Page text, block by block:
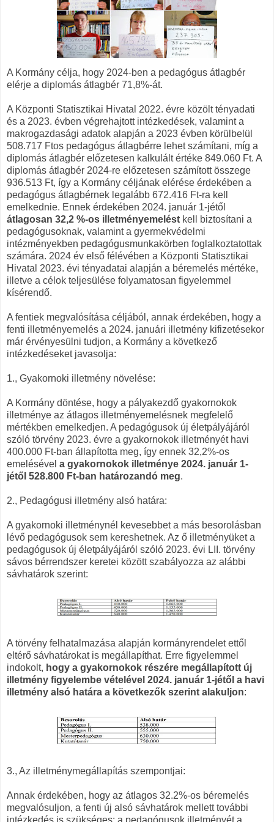
A Kormány célja, hogy 2024-ben a pedagógus átlagbér
elérje a diplomás átlagbér 71,8%-át.
A Központi Statisztikai Hivatal 2022. évre közölt tényadati
és a 2023. évben végrehajtott intézkedések, valamint a
makrogazdasági adatok alapján a 2023 évben körülbelül
508.717 Ftos pedagógus átlagbérre lehet számítani, míg a
diplomás átlagbér előzetesen kalkulált értéke 849.060 Ft. A
diplomás átlagbér 2024-re előzetesen számított összege
936.513 Ft, így a Kormány céljának elérése érdekében a
pedagógus átlagbérnek legalább 672.416 Ft-ra kell
emelkednie. Ennek érdekében 2024. január 1-jétől
átlagosan 32,2 %-os illetményemelést kell biztosítani a
pedagógusoknak, valamint a gyermekvédelmi
intézményekben pedagógusmunkakörben foglalkoztatottak
számára. 2024 év első félévében a Központi Statisztikai
Hivatal 2023. évi tényadatai alapján a béremelés mértéke,
illetve a célok teljesülése folyamatosan figyelemmel
kísérendő.
A fentiek megvalósítása céljából, annak érdekében, hogy a
fenti illetményemelés a 2024. januári illetmény kifizetésekor
már érvényesülni tudjon, a Kormány a következő
intézkedéseket javasolja:
1., Gyakornoki illetmény növelése:
A Kormány döntése, hogy a pályakezdő gyakornokok
illetménye az átlagos illetményemelésnek megfelelő
mértékben emelkedjen. A pedagógusok új életpályájáról
szóló törvény 2023. évre a gyakornokok illetményét havi
400.000 Ft-ban állapította meg, így ennek 32,2%-os
emelésével a gyakornokok illetménye 2024. január 1-
jétől 528.800 Ft-ban határozandó meg.
2., Pedagógusi illetmény alsó határa:
A gyakornoki illetménynél kevesebbet a más besorolásban
lévő pedagógusok sem kereshetnek. Az ő illetményüket a
pedagógusok új életpályájáról szóló 2023. évi LII. törvény
sávos bérrendszer keretei között szabályozza az alábbi
sávhatárok szerint:
A törvény felhatalmazása alapján kormányrendelet ettől
eltérő sávhatárokat is megállapíthat. Erre figyelemmel
indokolt, hogy a gyakornokok részére megállapított új
illetmény figyelembe vételével 2024. január 1-jétől a havi
illetmény alsó határa a következők szerint alakuljon:
3., Az illetménymegállapítás szempontjai:
Annak érdekében, hogy az átlagos 32.2%-os béremelés
megvalósuljon, a fenti új alsó sávhatárok mellett további
intézkedés is szükséges: a pedagógusok illetményét a